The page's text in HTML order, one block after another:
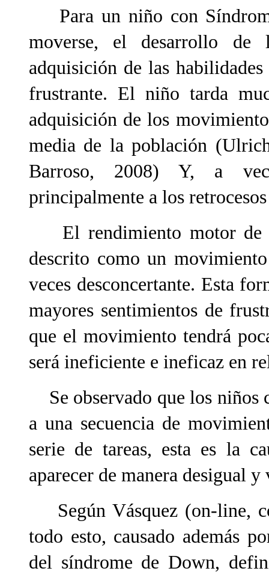
Para un niño con
moverse, el desarrollo
adquisición de las
frustrante. El niño tarda
adquisición de los
media de la población
Barroso, 2008) Y, a
principalmente a los
El rendimiento motor de
descrito como un
veces desconcertante. Esta
mayores sentimientos de
que el movimiento tendrá
será ineficiente e ineficaz en
Se observado que los niños
a una secuencia de
serie de tareas, esta es la
aparecer de manera desigual
Según Vásquez (on-line,
todo esto, causado además
del síndrome de Down,